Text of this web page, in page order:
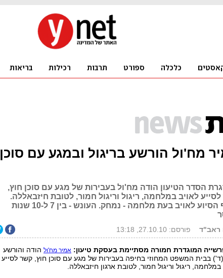
מח'ול הורשע בריגול ובמגע עם סוכן
הסדר הטיעון הודה מח'ול בעבירות של מגע עם סוכן חוץ,
לאויב במלחמה, ריגול וריגול חמור, לטובת חיזבאללה.
סעיף הסיוע לאויב בעת מלחמה - נמחק. העונש - בין 7 ל-10 שנות
ראב"ד פורסם: 27.10.10, 13:18
המוגדרת חמורה מסתיימת בעסקת טיעון: אמיר מח'ולהודה והורשע
בבית המשפט המחוזי בחיפה בעבירות של מגע עם סוכן חוץ, קשר לסייע
במלחמה, ריגול וריגול חמור, לטובת ארגון חיזבאללה.